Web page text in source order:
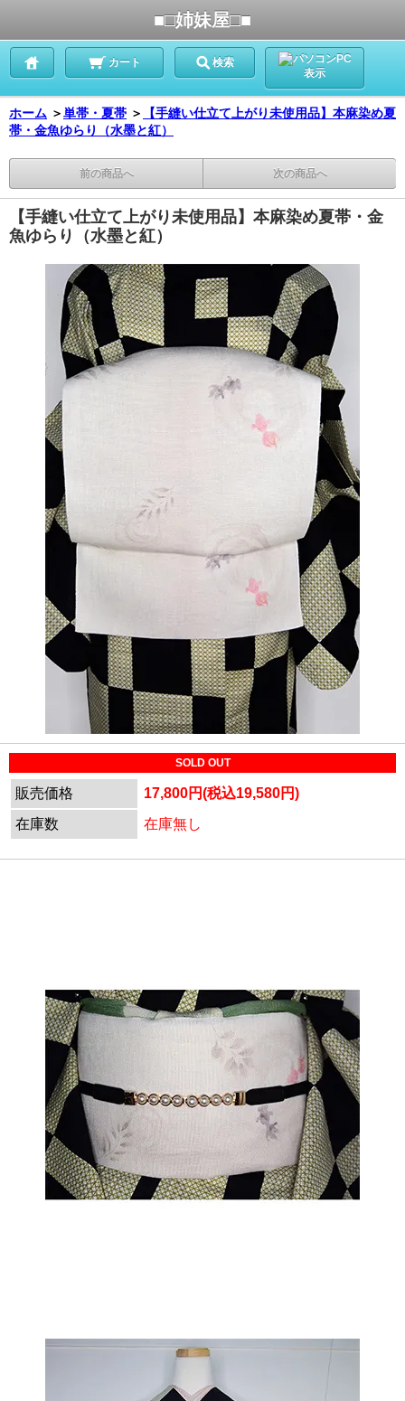
■□姉妹屋□■
カート 検索
PC
表示
ホーム ＞単帯・夏帯 ＞
【手縫い仕立て上がり未使用品】本麻染め夏
帯・金魚ゆらり（水墨と紅）
前の商品へ 次の商品へ
【手縫い仕立て上がり未使用品】本麻染め夏帯・金
魚ゆらり（水墨と紅）
SOLD OUT
販売価格
17,800円(税込19,580円)
在庫数
在庫無し